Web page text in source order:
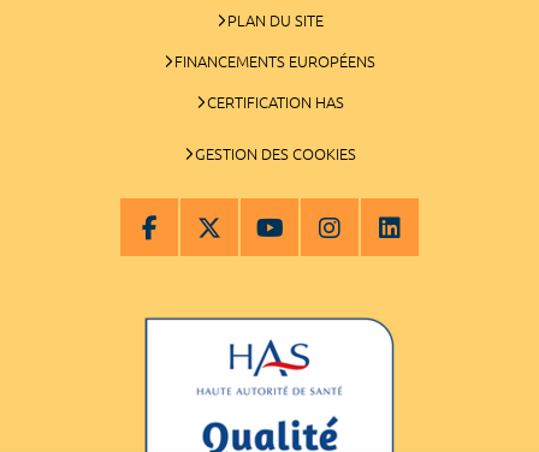
PLAN DU SITE
FINANCEMENTS EUROPÉENS
CERTIFICATION HAS
GESTION DES COOKIES